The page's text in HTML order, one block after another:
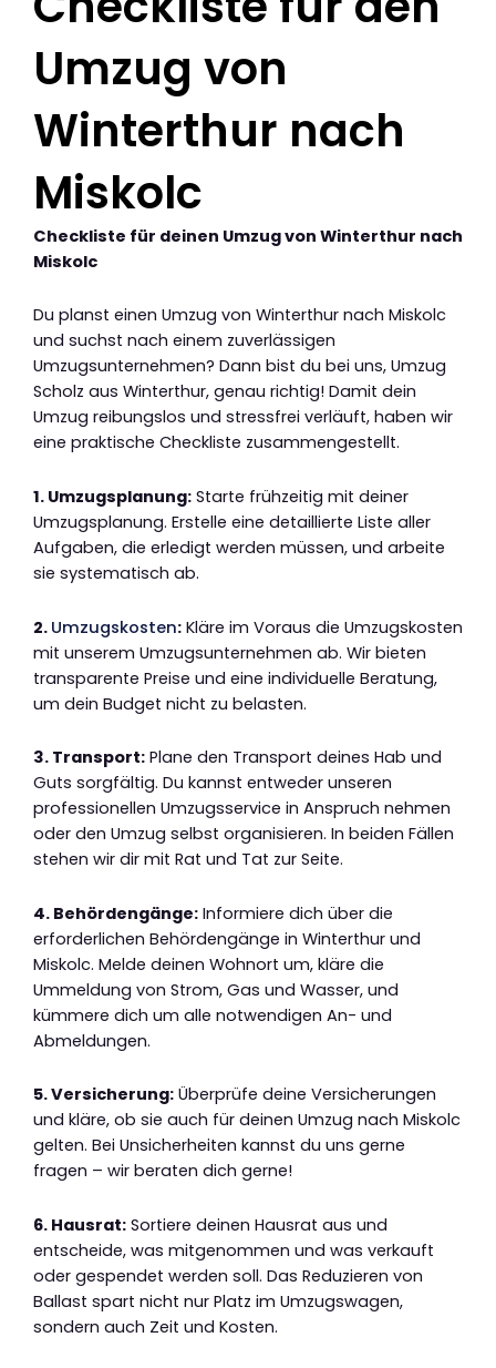
Umzug von
Winterthur nach
Miskolc
Checkliste für deinen Umzug von Winterthur nach
Miskolc
Du planst einen Umzug von Winterthur nach Miskolc
und suchst nach einem zuverlässigen
Umzugsunternehmen? Dann bist du bei uns, Umzug
Scholz aus Winterthur, genau richtig! Damit dein
Umzug reibungslos und stressfrei verläuft, haben wir
eine praktische Checkliste zusammengestellt.
1. Umzugsplanung: Starte frühzeitig mit deiner
Umzugsplanung. Erstelle eine detaillierte Liste aller
Aufgaben, die erledigt werden müssen, und arbeite
sie systematisch ab.
2. Umzugskosten: Kläre im Voraus die Umzugskosten
mit unserem Umzugsunternehmen ab. Wir bieten
transparente Preise und eine individuelle Beratung,
um dein Budget nicht zu belasten.
3. Transport: Plane den Transport deines Hab und
Guts sorgfältig. Du kannst entweder unseren
professionellen Umzugsservice in Anspruch nehmen
oder den Umzug selbst organisieren. In beiden Fällen
stehen wir dir mit Rat und Tat zur Seite.
4. Behördengänge: Informiere dich über die
erforderlichen Behördengänge in Winterthur und
Miskolc. Melde deinen Wohnort um, kläre die
Ummeldung von Strom, Gas und Wasser, und
kümmere dich um alle notwendigen An- und
Abmeldungen.
5. Versicherung: Überprüfe deine Versicherungen
und kläre, ob sie auch für deinen Umzug nach Miskolc
gelten. Bei Unsicherheiten kannst du uns gerne
fragen – wir beraten dich gerne!
6. Hausrat: Sortiere deinen Hausrat aus und
entscheide, was mitgenommen und was verkauft
oder gespendet werden soll. Das Reduzieren von
Ballast spart nicht nur Platz im Umzugswagen,
sondern auch Zeit und Kosten.